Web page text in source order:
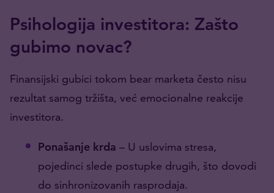
Psihologija investitora: Zašto
gubimo novac?
Finansijski gubici tokom bear marketa često nisu
rezultat samog tržišta, već emocionalne reakcije
investitora.
Ponašanje krda – U uslovima stresa,
pojedinci slede postupke drugih, što dovodi
do sinhronizovanih rasprodaja.